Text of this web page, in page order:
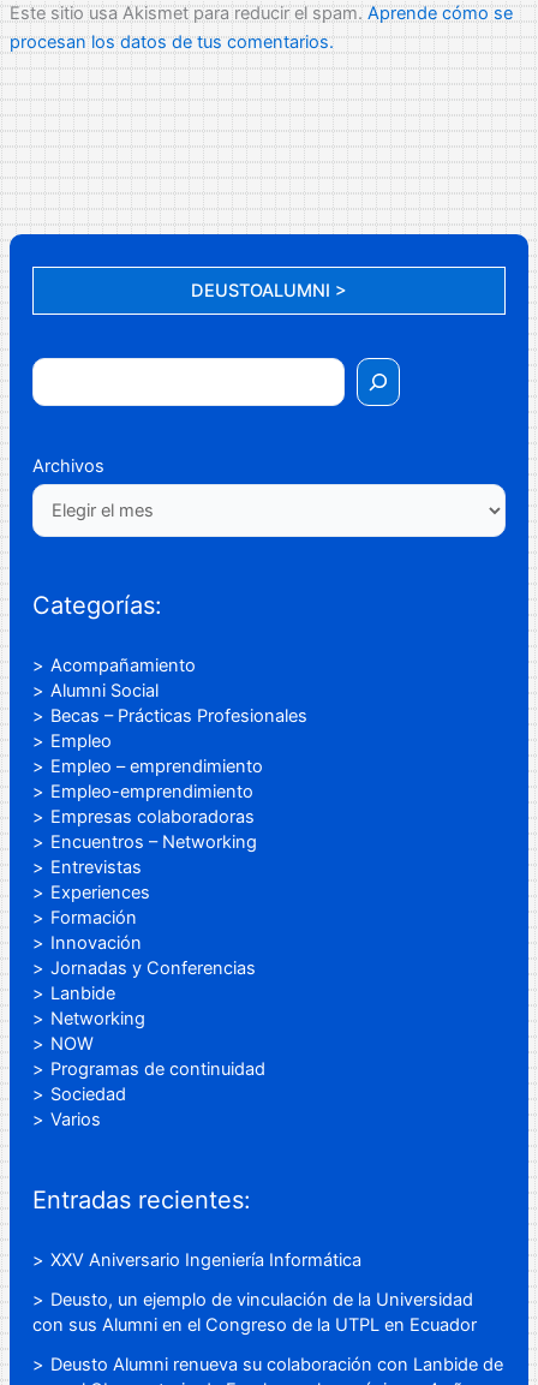
DEUSTOALUMNI >
Archivos
Categorías:
Acompañamiento
Alumni Social
Becas – Prácticas Profesionales
Empleo
Empleo – emprendimiento
Empleo-emprendimiento
Empresas colaboradoras
Encuentros – Networking
Entrevistas
Experiences
Formación
Innovación
Jornadas y Conferencias
Lanbide
Networking
NOW
Programas de continuidad
Sociedad
Varios
Entradas recientes:
XXV Aniversario Ingeniería Informática
Deusto, un ejemplo de vinculación de la Universidad
con sus Alumni en el Congreso de la UTPL en Ecuador
Deusto Alumni renueva su colaboración con Lanbide de
Este sitio usa Akismet para reducir el spam.Aprende cómo se
procesan los datos de tus comentarios.